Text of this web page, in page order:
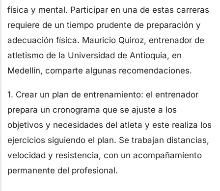
física y mental. Participar en una de estas carreras
requiere de un tiempo prudente de preparación y
adecuación física. Mauricio Quiroz, entrenador de
atletismo de la Universidad de Antioquia, en
Medellín, comparte algunas recomendaciones.
1. Crear un plan de entrenamiento: el entrenador
prepara un cronograma que se ajuste a los
objetivos y necesidades del atleta y este realiza los
ejercicios siguiendo el plan. Se trabajan distancias,
velocidad y resistencia, con un acompañamiento
permanente del profesional.